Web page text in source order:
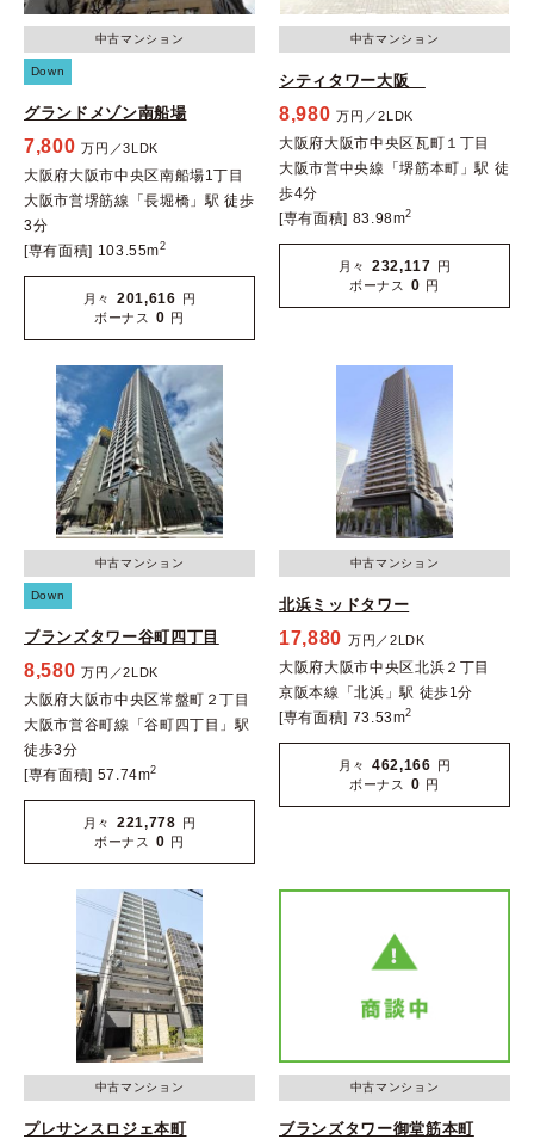
中古マンション
Down
グランドメゾン南船場
7,800 万円／3LDK
大阪府大阪市中央区南船場1丁目
大阪市営堺筋線「長堀橋」駅 徒歩
3分
[専有面積] 103.55m2
月々 201,616 円
ボーナス
0 円
中古マンション
シティタワー大阪
8,980 万円／2LDK
大阪府大阪市中央区瓦町１丁目
大阪市営中央線「堺筋本町」駅 徒
歩4分
[専有面積] 83.98m2
月々 232,117 円
ボーナス
0 円
中古マンション
Down
ブランズタワー谷町四丁目
8,580 万円／2LDK
大阪府大阪市中央区常盤町２丁目
大阪市営谷町線「谷町四丁目」駅
徒歩3分
[専有面積] 57.74m2
月々 221,778 円
ボーナス
0 円
中古マンション
北浜ミッドタワー
17,880 万円／2LDK
大阪府大阪市中央区北浜２丁目
京阪本線「北浜」駅 徒歩1分
[専有面積] 73.53m2
月々 462,166 円
ボーナス
0 円
中古マンション
プレサンスロジェ本町
中古マンション
ブランズタワー御堂筋本町